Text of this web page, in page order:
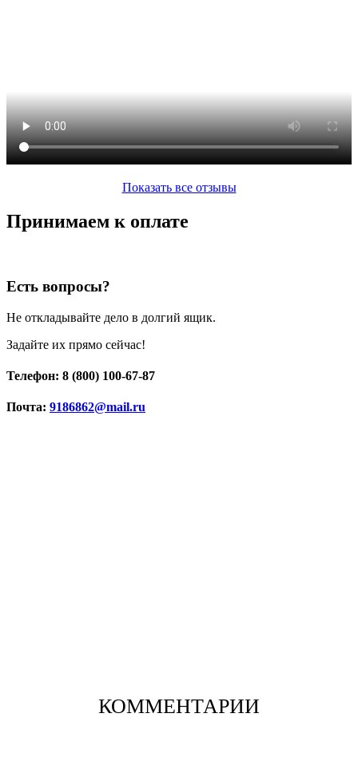
Показать все отзывы
Принимаем к оплате
Есть вопросы?
Не откладывайте дело в долгий ящик.
Задайте их прямо сейчас!
Телефон: 8 (800) 100-67-87
Почта: 9186862@mail.ru
КОММЕНТАРИИ